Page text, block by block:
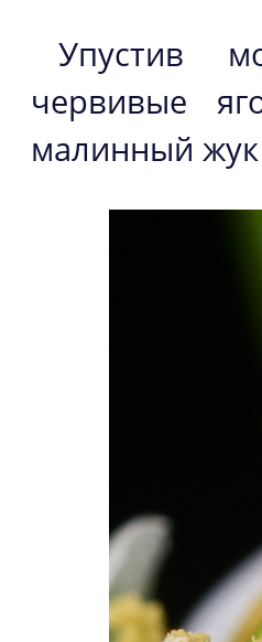
Упустив
червивые
малинный жук